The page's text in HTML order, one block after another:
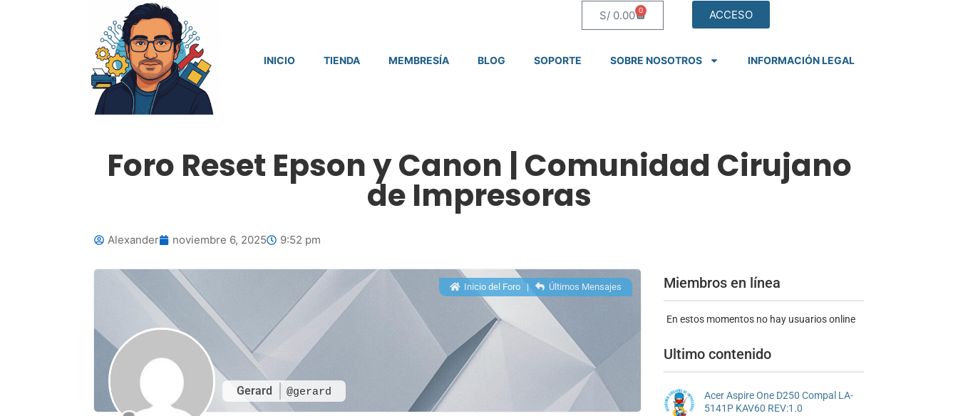
S/ 0.00 0 ACCESO
INICIO TIENDA MEMBRESÍA BLOG SOPORTE SOBRE NOSOTROS INFORMACIÓN LEGAL
Foro Reset Epson y Canon | Comunidad Cirujano
de Impresoras
Alexander noviembre 6, 2025 9:52 pm
Gerard @gerard
Inicio del Foro| Últimos Mensajes Miembros en línea
En estos momentos no hay usuarios online
Ultimo contenido
Acer Aspire One D250 Compal LA-
5141P KAV60 REV:1.0